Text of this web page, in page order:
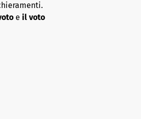
e il voto